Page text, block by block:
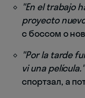
"En el trabajo
proyecto
с боссом о
"Por la tarde
vi una película."
спортзал, а